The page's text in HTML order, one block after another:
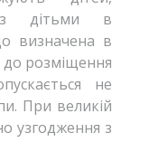
дітьми в
визначена в
до розміщення
не
При великій
узгодження з